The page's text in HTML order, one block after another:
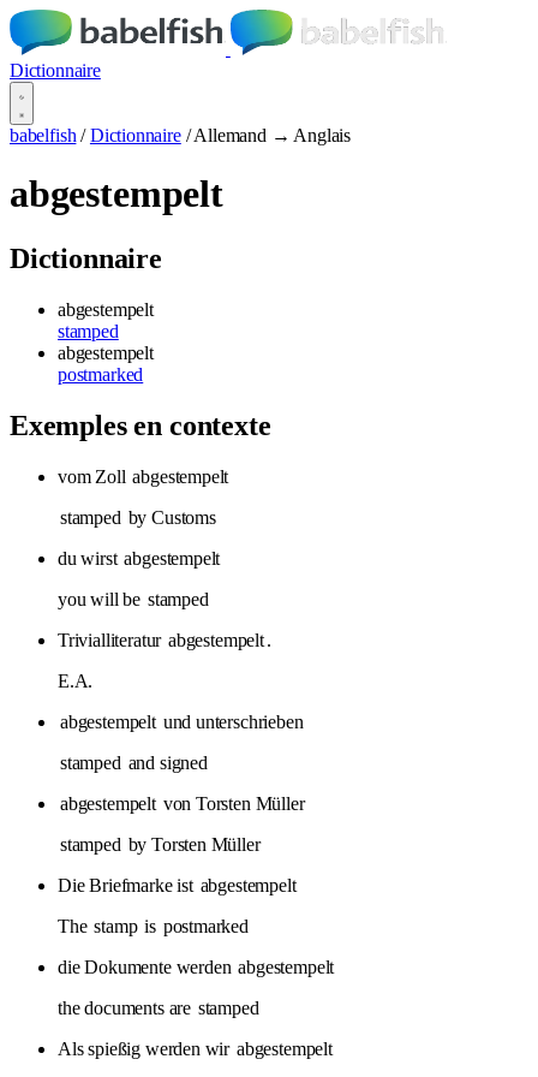
Dictionnaire
babelfish / Dictionnaire / Allemand → Anglais
abgestempelt
Dictionnaire
abgestempelt
stamped
abgestempelt
postmarked
Exemples en contexte
vom Zoll abgestempelt
stamped by Customs
du wirst abgestempelt
you will be stamped
Trivialliteratur abgestempelt.
E.A.
abgestempelt und unterschrieben
stamped and signed
abgestempelt von Torsten Müller
stamped by Torsten Müller
Die Briefmarke ist abgestempelt
The stamp is postmarked
die Dokumente werden abgestempelt
the documents are stamped
Als spießig werden wir abgestempelt